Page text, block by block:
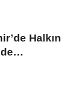
Halkın